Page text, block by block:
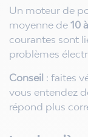
Un moteur de
moyenne de 10
courantes sont
problèmes
Conseil : faites
vous entendez
répond plus